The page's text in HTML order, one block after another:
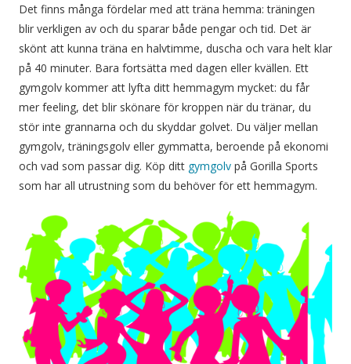
Det finns många fördelar med att träna hemma: träningen
blir verkligen av och du sparar både pengar och tid. Det är
skönt att kunna träna en halvtimme, duscha och vara helt klar
på 40 minuter. Bara fortsätta med dagen eller kvällen. Ett
gymgolv kommer att lyfta ditt hemmagym mycket: du får
mer feeling, det blir skönare för kroppen när du tränar, du
stör inte grannarna och du skyddar golvet. Du väljer mellan
gymgolv, träningsgolv eller gymmatta, beroende på ekonomi
och vad som passar dig. Köp ditt gymgolvpå Gorilla Sports
som har all utrustning som du behöver för ett hemmagym.